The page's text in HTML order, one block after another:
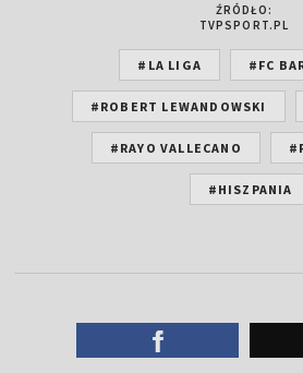
ŹRÓDŁO:
TVPSPORT.PL
#LA LIGA #FC
#ROBERT LEWANDOWSKI
#RAYO VALLECANO
#HISZPANIA